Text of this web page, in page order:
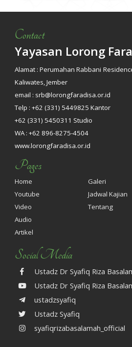
Contact
Yayasan Lorong
Alamat : Perumahan Rabbani
Kaliwates, Jember
email : srb@lorongfaradisa.or.id
Telp : +62 (331) 5449825 Kantor
+62 (331) 5450311 Studio
WA : +62 896-8275-4504
www.lorongfaradisa.or.id
Pages
Home
Youtube
Video
Audio
Artikel
Galeri
Jadwal Kajian
Tentang
Social Media
Ustadz Dr Syafiq Riza
Ustadz Dr Syafiq Riza
ustadzsyafiq
Ustadz Syafiq
syafiqrizabasalamah_official